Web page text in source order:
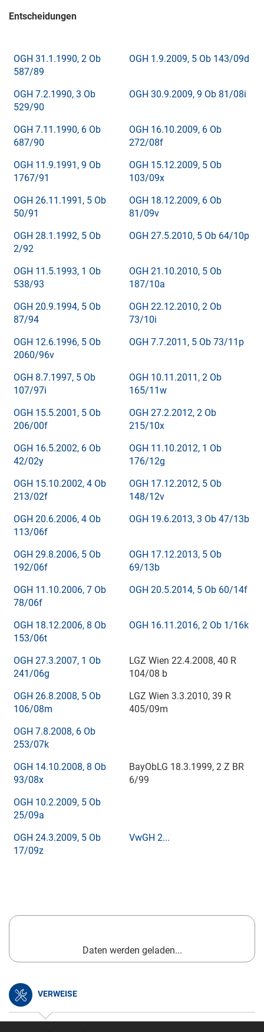
Entscheidungen
OGH 31.1.1990, 2 Ob
587/89
OGH 1.9.2009, 5 Ob 143/09d
OGH 7.2.1990, 3 Ob
529/90
OGH 30.9.2009, 9 Ob 81/08i
OGH 7.11.1990, 6 Ob
687/90
OGH 16.10.2009, 6 Ob
272/08f
OGH 11.9.1991, 9 Ob
1767/91
OGH 15.12.2009, 5 Ob
103/09x
OGH 26.11.1991, 5 Ob
50/91
OGH 18.12.2009, 6 Ob
81/09v
OGH 28.1.1992, 5 Ob
2/92
OGH 27.5.2010, 5 Ob 64/10p
OGH 11.5.1993, 1 Ob
538/93
OGH 21.10.2010, 5 Ob
187/10a
OGH 20.9.1994, 5 Ob
87/94
OGH 22.12.2010, 2 Ob
73/10i
OGH 12.6.1996, 5 Ob
2060/96v
OGH 7.7.2011, 5 Ob 73/11p
OGH 8.7.1997, 5 Ob
107/97i
OGH 10.11.2011, 2 Ob
165/11w
OGH 15.5.2001, 5 Ob
206/00f
OGH 27.2.2012, 2 Ob
215/10x
OGH 16.5.2002, 6 Ob
42/02y
OGH 11.10.2012, 1 Ob
176/12g
OGH 15.10.2002, 4 Ob
213/02f
OGH 17.12.2012, 5 Ob
148/12v
OGH 20.6.2006, 4 Ob
113/06f
OGH 19.6.2013, 3 Ob 47/13b
OGH 29.8.2006, 5 Ob
192/06f
OGH 17.12.2013, 5 Ob
69/13b
OGH 11.10.2006, 7 Ob
78/06f
OGH 20.5.2014, 5 Ob 60/14f
OGH 18.12.2006, 8 Ob
153/06t
OGH 16.11.2016, 2 Ob 1/16k
OGH 27.3.2007, 1 Ob
241/06g
LGZ Wien 22.4.2008, 40 R
104/08 b
OGH 26.8.2008, 5 Ob
106/08m
LGZ Wien 3.3.2010, 39 R
405/09m
OGH 7.8.2008, 6 Ob
253/07k
OGH 14.10.2008, 8 Ob
93/08x
BayObLG 18.3.1999, 2 Z BR
6/99
OGH 10.2.2009, 5 Ob
25/09a
OGH 24.3.2009, 5 Ob
17/09z
VwGH 2...
Daten werden geladen...
VERWEISE